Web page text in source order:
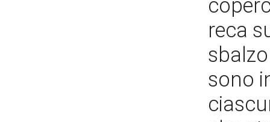
reca
sono